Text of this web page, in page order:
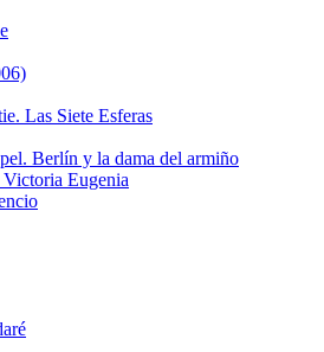
Las Siete Esferas
Berlín y la dama del armiño
Eugenia